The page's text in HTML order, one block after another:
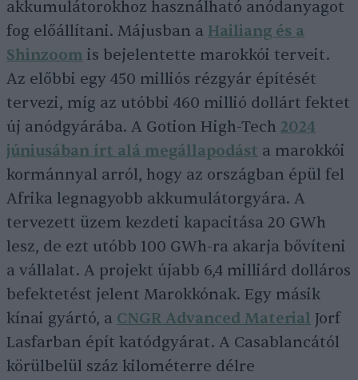
akkumulátorokhoz használható anódanyagot
fog előállítani. Májusban a Hailiang és a
Shinzoom is bejelentette marokkói terveit.
Az előbbi egy 450 milliós rézgyár építését
tervezi, míg az utóbbi 460 millió dollárt fektet
új anódgyárába. A Gotion High-Tech 2024
júniusában írt alá megállapodást a marokkói
kormánnyal arról, hogy az országban épül fel
Afrika legnagyobb akkumulátorgyára. A
tervezett üzem kezdeti kapacitása 20 GWh
lesz, de ezt utóbb 100 GWh-ra akarja bővíteni
a vállalat. A projekt újabb 6,4 milliárd dolláros
befektetést jelent Marokkónak. Egy másik
kínai gyártó, a CNGR Advanced Material Jorf
Lasfarban épít katódgyárat. A Casablancától
körülbelül száz kilométerre délre